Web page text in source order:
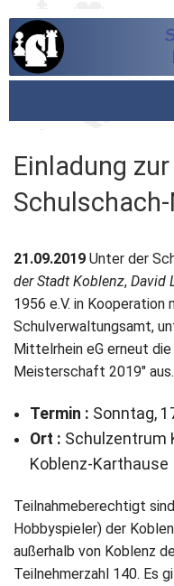
Schachjugend
Meistertafel
Fotos
Newsletter
Impressum
Datenschutz
Einladung
21.09.2019 Unter der
der Stadt Koblenz, David
1956 e.V. in Kooperation
Schulverwaltungsamt,
Mittelrhein eG erneut
Meisterschaft 2019"
Termin : Sonntag,
Ort : Schulzentrum
Koblenz-Karthause
Teilnahmeberechtigt
Hobbyspieler) der
außerhalb von Koblenz
Teilnehmerzahl 140. Es